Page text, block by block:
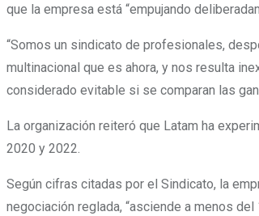
que la empresa está “empujando
“Somos un sindicato de profesionales,
multinacional que es ahora, y nos resulta
considerado evitable si se comparan las
La organización reiteró que Latam ha
2020 y 2022.
Según cifras citadas por el Sindicato, la
negociación reglada, “asciende a menos